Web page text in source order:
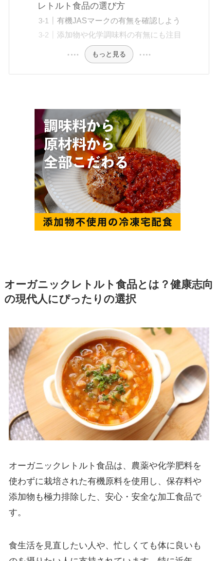
レトルト食品の選び方
有機JASマークの有無を確認しよう
添加物や化学調味料の有無にも注目
もっと見る
オーガニックレトルト食品とは？健康志向
の現代人にぴったりの選択
オーガニックレトルト食品は、農薬や化学肥料を
使わずに栽培された有機原料を使用し、保存料や
添加物も極力排除した、安心・安全な加工食品で
す。
食生活を見直したい人や、忙しくても体に良いも